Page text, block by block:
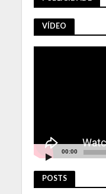
VÍDEO
00:00
POSTS